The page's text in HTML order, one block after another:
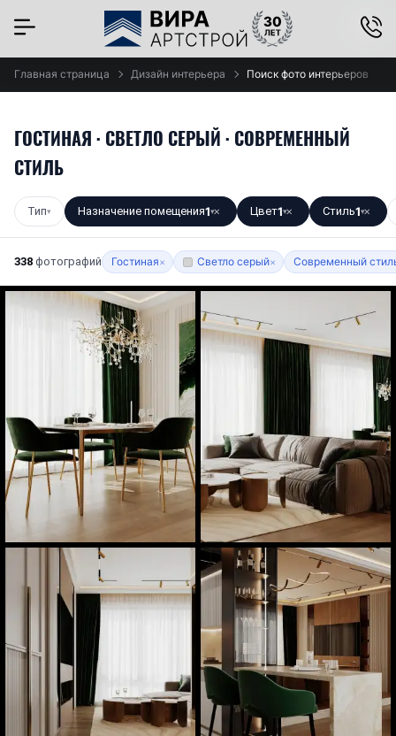
Главная страница Дизайн интерьера Поиск фото интерьеров
ГОСТИНАЯ · СВЕТЛО СЕРЫЙ · СОВРЕМЕННЫЙ
СТИЛЬ
Тип▾ Назначение помещения1▾✕ Цвет1▾✕ Стиль1▾✕
338 фотографий Гостиная× Светло серый× Современный
×